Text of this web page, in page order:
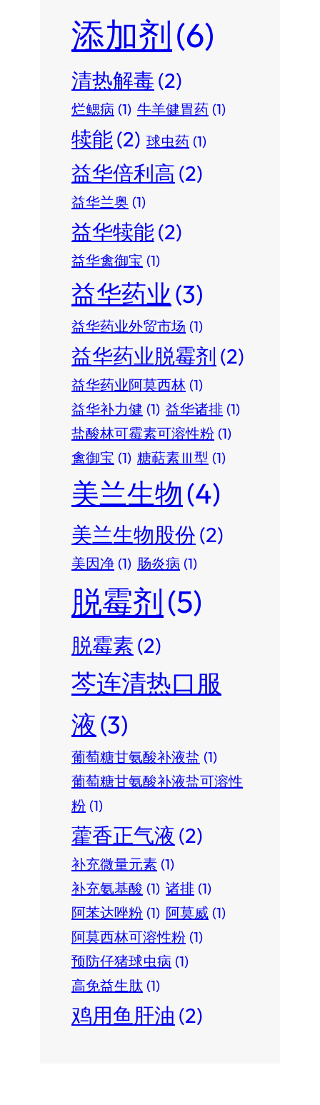
添加剂(6)
清热解毒(2)
烂鳃病 (1) 牛羊健胃药 (1)
犊能(2) 球虫药 (1)
益华倍利高(2)
益华兰奥 (1)
益华犊能(2)
益华禽御宝 (1)
益华药业(3)
益华药业外贸市场 (1)
益华药业脱霉剂 (2)
益华药业阿莫西林 (1)
益华补力健 (1) 益华诸排 (1)
盐酸林可霉素可溶性粉 (1)
禽御宝 (1) 糖萜素Ⅲ型 (1)
美兰生物(4)
美兰生物股份(2)
美因净 (1) 肠炎病 (1)
脱霉剂(5)
脱霉素(2)
芩连清热口服
液(3)
葡萄糖甘氨酸补液盐 (1)
葡萄糖甘氨酸补液盐可溶性
粉 (1)
藿香正气液 (2)
补充微量元素 (1)
补充氨基酸 (1) 诸排 (1)
阿苯达唑粉 (1) 阿莫威 (1)
阿莫西林可溶性粉 (1)
预防仔猪球虫病 (1)
高免益生肽 (1)
鸡用鱼肝油 (2)